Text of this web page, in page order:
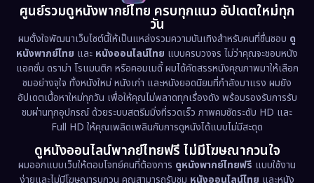
ศูนย์รวมดูหนังพากย์ไทย ครบทุกแนว อัปเดตใหม่ทุก
วัน
ผมตั้งใจพัฒนาเว็บไซต์นี้ให้เป็นแหล่งรวมความบันเทิงสำหรับคนที่ชื่นชอบ ดู
หนังพากย์ไทย และ หนังออนไลน์ไทย แบบครบวงจร ไม่ว่าคุณจะชอบหนัง
แอคชั่น ดราม่า โรแมนติก หรือคอมเมดี้ ผมได้คัดสรรหนังคุณภาพมาให้เลือก
ชมอย่างจุใจ ทั้งหนังใหม่ หนังเก่า และหนังยอดนิยมที่กำลังมาแรง ผมยัง
อัปเดตเนื้อหาใหม่ทุกวัน เพื่อให้คุณไม่พลาดทุกเรื่องดัง พร้อมรองรับการรับ
ชมผ่านทุกอุปกรณ์ ด้วยระบบสตรีมมิ่งที่รวดเร็ว ภาพคมชัดระดับ HD และ
Full HD ให้คุณเพลิดเพลินกับการดูหนังได้แบบไม่มีสะดุด
ดูหนังออนไลน์พากย์ไทยฟรี ไม่มีโฆษณากวนใจ
ผมออกแบบเว็บให้ตอบโจทย์คนที่ต้องการ ดูหนังพากย์ไทยฟรี แบบใช้งาน
ง่ายและไม่มีโฆษณารบกวน คุณสามารถรับชม หนังออนไลน์ไทย และหนัง